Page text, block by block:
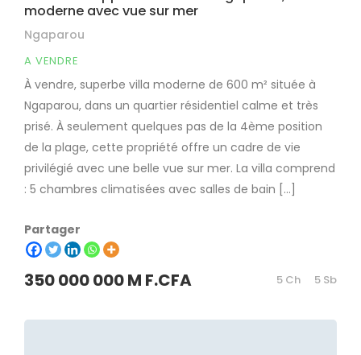
moderne avec vue sur mer
Ngaparou
A VENDRE
À vendre, superbe villa moderne de 600 m² située à
Ngaparou, dans un quartier résidentiel calme et très
prisé. À seulement quelques pas de la 4ème position
de la plage, cette propriété offre un cadre de vie
privilégié avec une belle vue sur mer. La villa comprend
: 5 chambres climatisées avec salles de bain […]
Partager
350 000 000 M F.CFA 5 Ch 5 Sb